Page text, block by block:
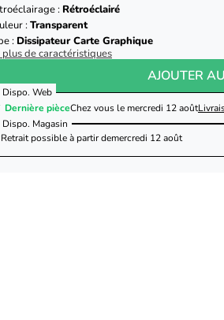
: Rétroéclairé
:Transparent
: Dissipateur Carte Graphique
plus de caractéristiques
AJOUTER
Dispo. Web
Dernière pièceChez vous le mercredi 12 août
Dispo. Magasin
Retrait possible à partir demercredi 12 août